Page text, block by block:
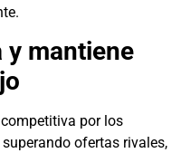
y mantiene
por los
ofertas rivales,